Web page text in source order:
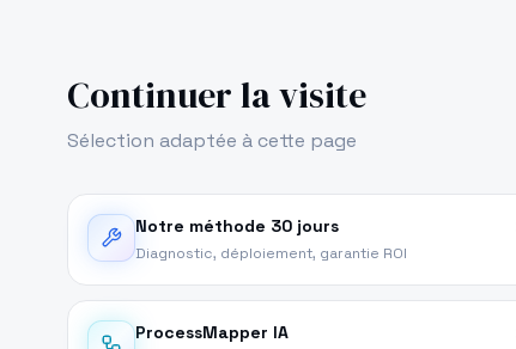
Continuer la visite
Sélection adaptée à cette page
Notre méthode 30 jours
Diagnostic, déploiement, garantie ROI
ProcessMapper IA